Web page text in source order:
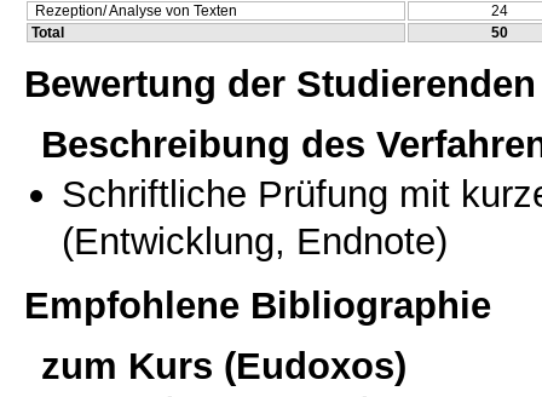
Rezeption/ Analyse von Texten
24
Total
50
Bewertung der Studierenden
Beschreibung des
Schriftliche Prüfung mit
(Entwicklung, Endnote)
Empfohlene Bibliographie
zum Kurs (Eudoxos)